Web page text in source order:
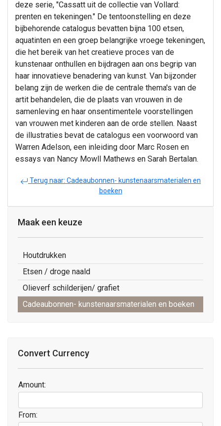
deze serie, "Cassatt uit de collectie van Vollard:
prenten en tekeningen." De tentoonstelling en deze
bijbehorende catalogus bevatten bijna 100 etsen,
aquatinten en een groep belangrijke vroege tekeningen,
die het bereik van het creatieve proces van de
kunstenaar onthullen en bijdragen aan ons begrip van
haar innovatieve benadering van kunst. Van bijzonder
belang zijn de werken die de centrale thema's van de
artit behandelen, die de plaats van vrouwen in de
samenleving en haar onsentimentele voorstellingen
van vrouwen met kinderen aan de orde stellen. Naast
de illustraties bevat de catalogus een voorwoord van
Warren Adelson, een inleiding door Marc Rosen en
essays van Nancy Mowll Mathews en Sarah Bertalan.
Terug naar: Cadeaubonnen- kunstenaarsmaterialen en
boeken
Maak een keuze
Houtdrukken
Etsen / droge naald
Olieverf schilderijen/ grafiet
Cadeaubonnen- kunstenaarsmaterialen en boeken
Convert Currency
Amount:
From: